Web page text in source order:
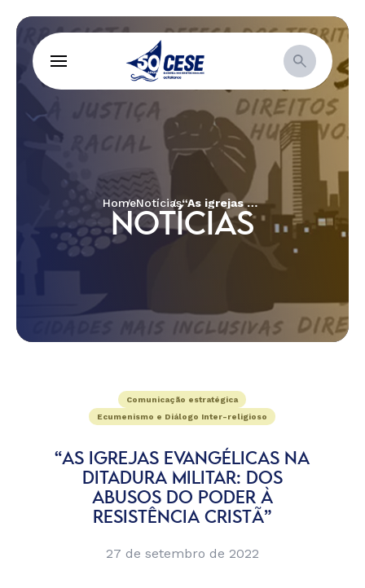
HomeNotícias “As igrejas evangélicas na ditadura militar: dos abusos do poder à resistência cristã”
NOTÍCIAS
Comunicação estratégica
Ecumenismo e Diálogo Inter-religioso
“AS IGREJAS EVANGÉLICAS NA
DITADURA MILITAR: DOS
ABUSOS DO PODER À
RESISTÊNCIA CRISTÃ”
27 de setembro de 2022